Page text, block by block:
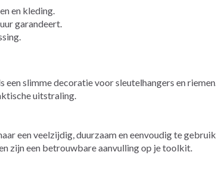
en kleding.
garandeert.
slimme decoratie voor sleutelhangers en
uitstraling.
een veelzijdig, duurzaam en eenvoudig te
zijn een betrouwbare aanvulling op je toolkit.